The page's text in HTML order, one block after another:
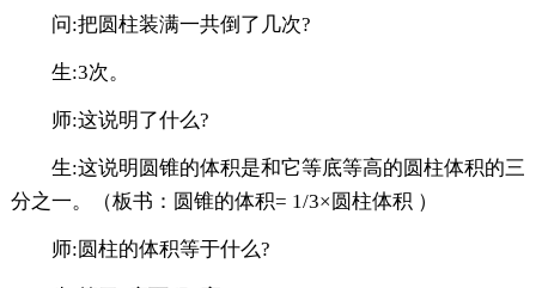
问:把圆柱装满一共倒了几次?
生:3次。
师:这说明了什么?
生:这说明圆锥的体积是和它等底等高的圆柱体积的三
分之一。（板书：圆锥的体积= 1/3×圆柱体积 ）
师:圆柱的体积等于什么?